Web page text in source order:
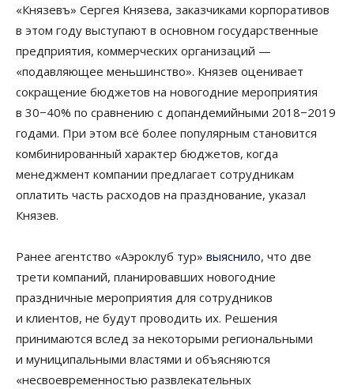
«Князевъ» Сергея Князева, заказчиками корпоративов
в этом году выступают в основном государственные
предприятия, коммерческих организаций —
«подавляющее меньшинство». Князев оценивает
сокращение бюджетов на новогодние мероприятия
в 30−40% по сравнению с допандемийными 2018−2019
годами. При этом всё более популярным становится
комбинированный характер бюджетов, когда
менеджмент компании предлагает сотрудникам
оплатить часть расходов на празднование, указал
Князев.
Ранее агентство «Аэроклуб тур» выяснило, что две
трети компаний, планировавших новогодние
праздничные мероприятия для сотрудников
и клиентов, не будут проводить их. Решения
принимаются вслед за некоторыми региональными
и муниципальными властями и объясняются
«несвоевременностью развлекательных